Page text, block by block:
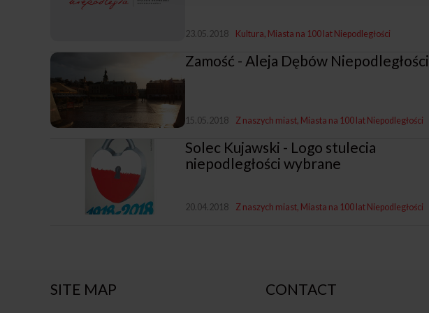
23.05.2018 Kultura Miasta na 100 lat Niepodległości
Zamość - Aleja Dębów Niepodległości
15.05.2018 Z naszych miast Miasta na 100 lat Niepodległości
Solec Kujawski - Logo stulecia
niepodległości wybrane
20.04.2018 Z naszych miast Miasta na 100 lat Niepodległości
SITE MAP CONTACT